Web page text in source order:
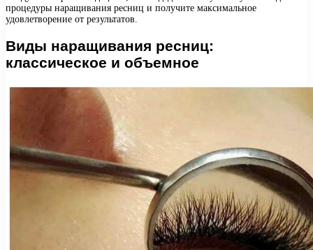
процедуры наращивания ресниц и получите максимальное
удовлетворение от результатов.
Виды наращивания ресниц:
классическое и объемное